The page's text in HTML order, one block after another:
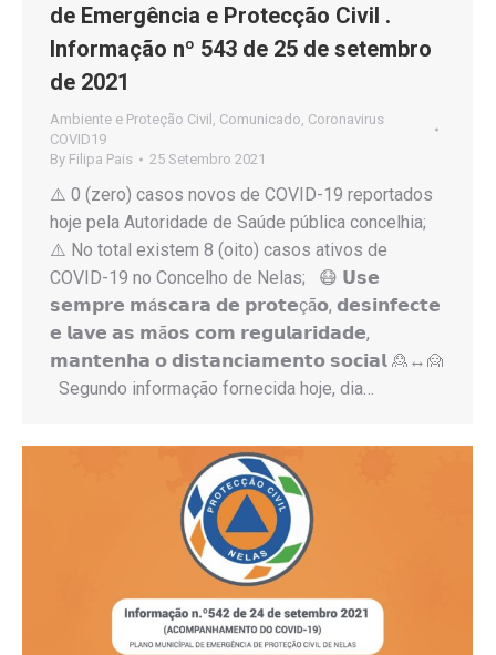
de Emergência e Protecção Civil .
Informação nº 543 de 25 de setembro
de 2021
Ambiente e Proteção Civil Comunicado Coronavirus
COVID19
By Filipa Pais 25 Setembro 2021
⚠️ 0 (zero) casos novos de COVID-19 reportados
hoje pela Autoridade de Saúde pública concelhia;
⚠️ No total existem 8 (oito) casos ativos de
COVID-19 no Concelho de Nelas; 😷 𝗨𝘀𝗲
𝘀𝗲𝗺𝗽𝗿𝗲 𝗺á𝘀𝗰𝗮𝗿𝗮 𝗱𝗲 𝗽𝗿𝗼𝘁𝗲çã𝗼, 𝗱𝗲𝘀𝗶𝗻𝗳𝗲𝗰𝘁𝗲
𝗲 𝗹𝗮𝘃𝗲 𝗮𝘀 𝗺ã𝗼𝘀 𝗰𝗼𝗺 𝗿𝗲𝗴𝘂𝗹𝗮𝗿𝗶𝗱𝗮𝗱𝗲,
𝗺𝗮𝗻𝘁𝗲𝗻𝗵𝗮 𝗼 𝗱𝗶𝘀𝘁𝗮𝗻𝗰𝗶𝗮𝗺𝗲𝗻𝘁𝗼 𝘀𝗼𝗰𝗶𝗮𝗹 🙎↔️🙍
Segundo informação fornecida hoje, dia…